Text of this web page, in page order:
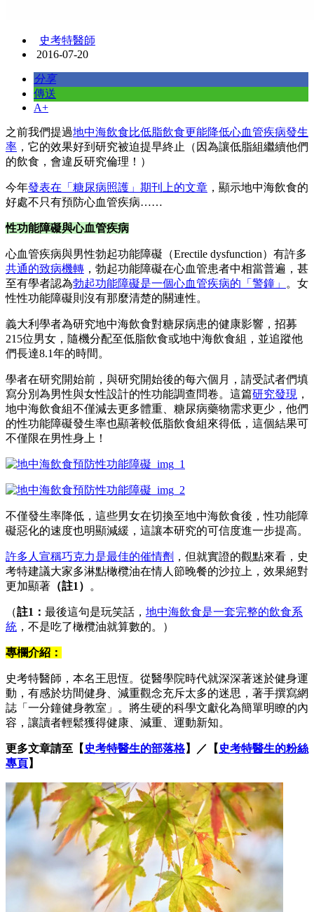
史考特醫師
2016-07-20
分享
傳送
A+
之前我們提過地中海飲食比低脂飲食更能降低心血管疾病發生
率 ，它的效果好到研究被迫提早終止（因為讓低脂組繼續他們
的飲食，會違反研究倫理！）
今年發表在「糖尿病照護」期刊上的文章 ，顯示地中海飲食的
好處不只有預防心血管疾病……
性功能障礙與心血管疾病
心血管疾病與男性勃起功能障礙（Erectile dysfunction）有許多
共通的致病機轉 ，勃起功能障礙在心血管患者中相當普遍，甚
至有學者認為勃起功能障礙是一個心血管疾病的「警鐘」
。女
性性功能障礙則沒有那麼清楚的關連性。
義大利學者為研究地中海飲食對糖尿病患的健康影響，招募
215位男女，隨機分配至低脂飲食或地中海飲食組，並追蹤他
們長達8.1年的時間。
學者在研究開始前，與研究開始後的每六個月，請受試者們填
寫分別為男性與女性設計的性功能調查問卷。這篇研究發現 ，
地中海飲食組不僅減去更多體重、糖尿病藥物需求更少，他們
的性功能障礙發生率也顯著較低脂飲食組來得低，這個結果可
不僅限在男性身上！
不僅發生率降低，這些男女在切換至地中海飲食後，性功能障
礙惡化的速度也明顯減緩，這讓本研究的可信度進一步提高。
許多人宣稱巧克力是最佳的催情劑 ，但就實證的觀點來看，史
考特建議大家多淋點橄欖油在情人節晚餐的沙拉上，效果絕對
更加顯著 （註1 ） 。
（註1 ： 最後這句是玩笑話， 地中海飲食是一套完整的飲食系
統 ，不是吃了橄欖油就算數的。）
專欄介紹：
史考特醫師，本名王思恆。從醫學院時代就深深著迷於健身運
動，有感於坊間健身、減重觀念充斥太多的迷思，著手撰寫網
誌「一分鐘健身教室」。將生硬的科學文獻化為簡單明瞭的內
容，讓讀者輕鬆獲得健康、減重、運動新知。
更多文章請至【 史考特醫生的部落格】／【 史考特醫生的粉絲
專頁】